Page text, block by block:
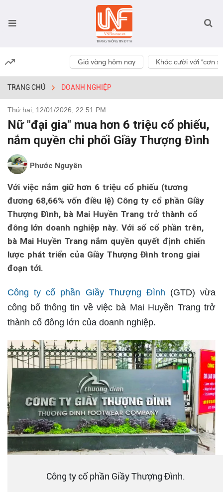
Giá vàng hôm nay Khóc cười với “cơn
TRANG CHỦ DOANH NGHIỆP
Thứ hai, 12/01/2026, 22:51 PM
Nữ "đại gia" mua hơn 6 triệu cổ phiếu,
nắm quyền chi phối Giầy Thượng Đình
Phước Nguyên
Với việc nắm giữ hơn 6 triệu cổ phiếu (tương
đương 68,66% vốn điều lệ) Công ty cổ phần Giầy
Thượng Đình, bà Mai Huyền Trang trở thành cổ
đông lớn doanh nghiệp này. Với số cổ phần trên,
bà Mai Huyền Trang nắm quyền quyết định chiến
lược phát triển của Giầy Thượng Đình trong giai
đoạn tới.
Công ty cổ phần Giầy Thượng Đình (GTD) vừa
công bố thông tin về việc bà Mai Huyền Trang trở
thành cổ đông lớn của doanh nghiệp.
Công ty cổ phần Giầy Thượng Đình.